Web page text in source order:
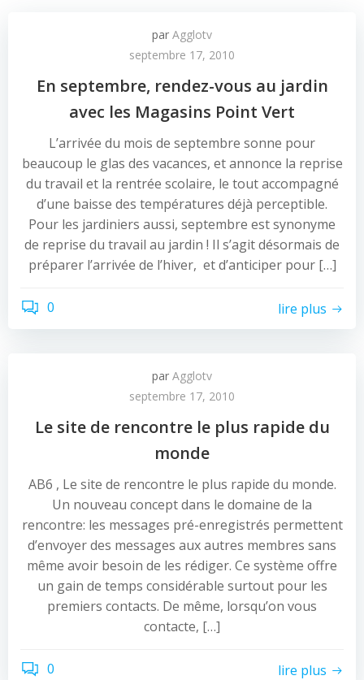
par Agglotv
septembre 17, 2010
En septembre, rendez-vous au jardin
avec les Magasins Point Vert
L’arrivée du mois de septembre sonne pour
beaucoup le glas des vacances, et annonce la reprise
du travail et la rentrée scolaire, le tout accompagné
d’une baisse des températures déjà perceptible.
Pour les jardiniers aussi, septembre est synonyme
de reprise du travail au jardin ! Il s’agit désormais de
préparer l’arrivée de l’hiver, et d’anticiper pour […]
0 lire plus
par Agglotv
septembre 17, 2010
Le site de rencontre le plus rapide du
monde
AB6 , Le site de rencontre le plus rapide du monde.
Un nouveau concept dans le domaine de la
rencontre: les messages pré-enregistrés permettent
d’envoyer des messages aux autres membres sans
même avoir besoin de les rédiger. Ce système offre
un gain de temps considérable surtout pour les
premiers contacts. De même, lorsqu’on vous
contacte, […]
0 lire plus